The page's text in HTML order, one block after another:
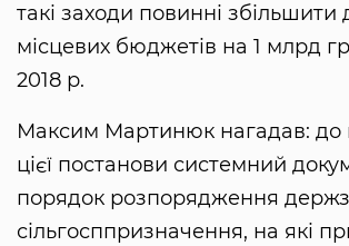
такі заходи повинні збільшити
місцевих бюджетів на 1 млрд
2018 р.
Максим Мартинюк нагадав: до
цієї постанови системний
порядок розпорядження
сільгосппризначення, на які